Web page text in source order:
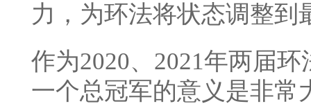
力，为环法将状态调整到
作为2020、2021年两届
一个总冠军的意义是非